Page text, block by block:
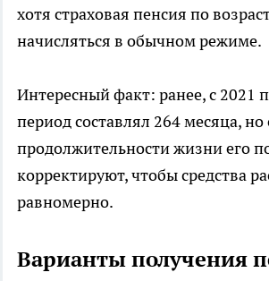
хотя страховая пенсия по
начисляться в обычном режиме.
Интересный факт: ранее, с 2021
период составлял 264 месяца, но
продолжительности жизни его
корректируют, чтобы средства
равномерно.​
Варианты получения